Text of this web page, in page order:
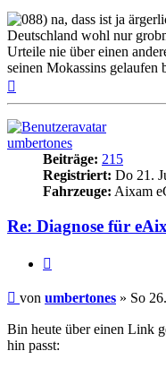
na, dass ist ja
Deutschland wohl nur
Urteile nie über einen
seinen Mokassins gelaufen
umbertones
Beiträge: 215
Registriert: Do 21.
Fahrzeuge: Aixam
Re: Diagnose für
Beitrag
von umbertones » So
Bin heute über einen Link
hin passt: